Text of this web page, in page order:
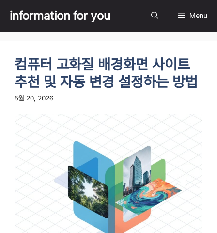
content
information for you Menu
컴퓨터 고화질 배경화면 사이트
추천 및 자동 변경 설정하는 방법
5월 20, 2026